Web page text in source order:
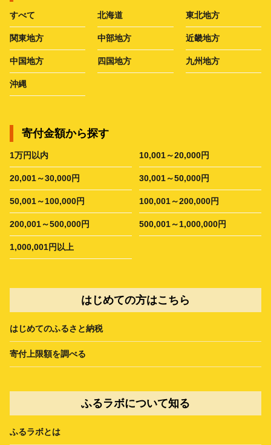
すべて 北海道 東北地方
関東地方 中部地方 近畿地方
中国地方 四国地方 九州地方
沖縄
寄付金額から探す
1万円以内 10,001～20,000円
20,001～30,000円 30,001～50,000円
50,001～100,000円 100,001～200,000円
200,001～500,000円 500,001～1,000,000円
1,000,001円以上
はじめての方はこちら
はじめてのふるさと納税
寄付上限額を調べる
ふるラボについて知る
ふるラボとは